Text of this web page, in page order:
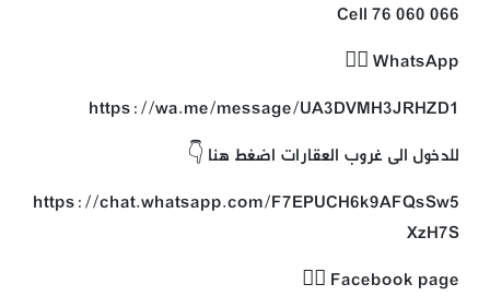
Cell 76 060 066
WhatsApp 👇🏻
https://wa.me/message/UA3DVMH3JRHZD1
للدخول الى غروب العقارات اضغط هنا 👇
https://chat.whatsapp.com/F7EPUCH6k9AFQsSw5
XzH7S
Facebook page 👇🏻